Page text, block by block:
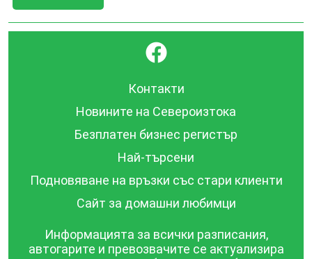
}
Контакти
Новините на Североизтока
Безплатен бизнес регистър
Най-търсени
Подновяване на връзки със стари клиенти
Сайт за домашни любимци
Информацията за всички разписания,
автогарите и превозвачите се актуализира